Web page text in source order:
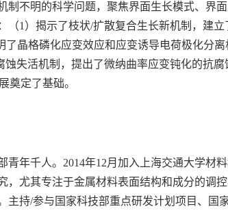
不明的科学问题，聚焦界面生长模式、界面
1）揭示了枝状/扩散复合生长新机制，建
晶格磷化应变效应和应变诱导电荷极化分
失活机制，提出了微纳曲率应变钝化的抗
奠定了基础。
年千人。2014年12月加入上海交通大学材
尤其专注于金属材料表面结构和成分的调
持/参与国家科技部重点研发计划项目、国